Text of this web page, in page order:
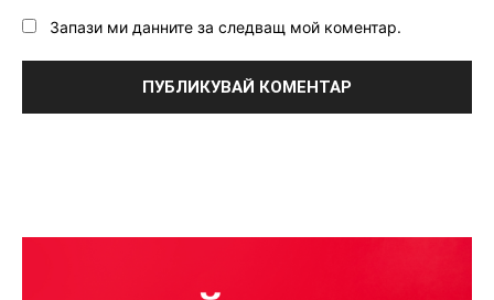
Запази ми данните за следващ мой коментар.